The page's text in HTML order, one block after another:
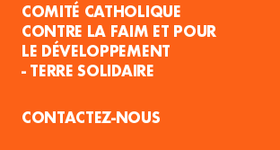
COMITÉ CATHOLIQUE
CONTRE LA FAIM ET POUR
LE DÉVELOPPEMENT
- TERRE SOLIDAIRE
CONTACTEZ-NOUS